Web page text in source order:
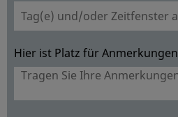
Hier ist Platz für Anmerkungen